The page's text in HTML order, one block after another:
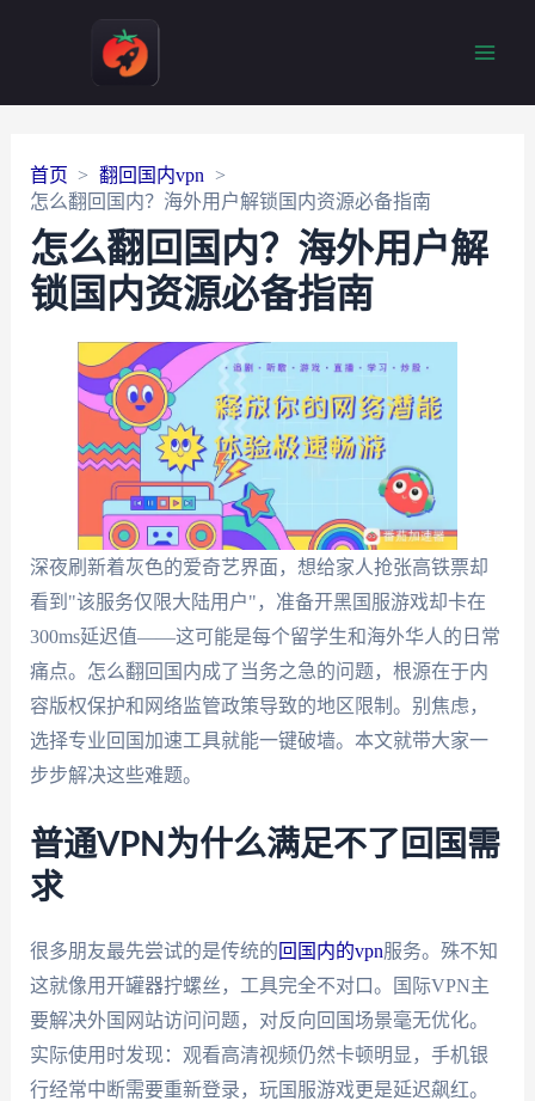
首页
翻回国内vpn
怎么翻回国内？海外用户解锁国内资源必备指南
怎么翻回国内？海外用户解
锁国内资源必备指南
深夜刷新着灰色的爱奇艺界面，想给家人抢张高铁票却
看到"该服务仅限大陆用户"，准备开黑国服游戏却卡在
300ms延迟值——这可能是每个留学生和海外华人的日常
痛点。怎么翻回国内成了当务之急的问题，根源在于内
容版权保护和网络监管政策导致的地区限制。别焦虑，
选择专业回国加速工具就能一键破墙。本文就带大家一
步步解决这些难题。
普通VPN为什么满足不了回国需
求
很多朋友最先尝试的是传统的回国内的vpn服务。殊不知
这就像用开罐器拧螺丝，工具完全不对口。国际VPN主
要解决外国网站访问问题，对反向回国场景毫无优化。
实际使用时发现：观看高清视频仍然卡顿明显，手机银
行经常中断需要重新登录，玩国服游戏更是延迟飙红。